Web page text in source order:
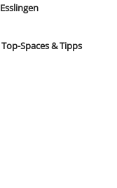
Spaces & Tipps